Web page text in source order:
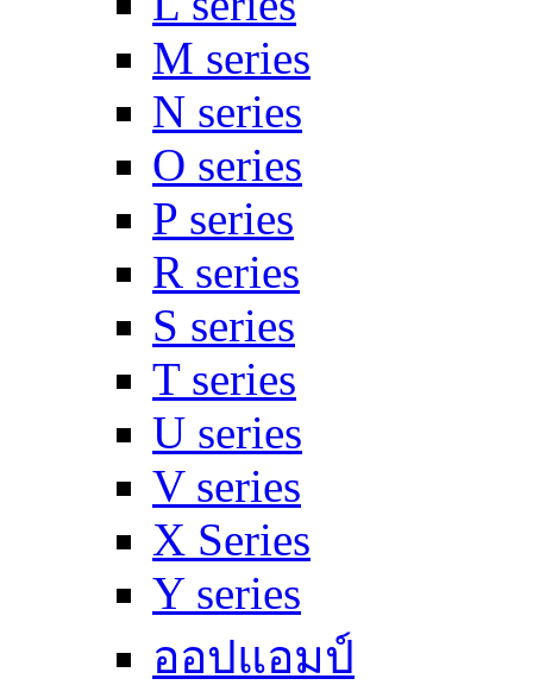
M series
N series
O series
P series
R series
S series
T series
U series
V series
X Series
Y series
ออปแอมป์